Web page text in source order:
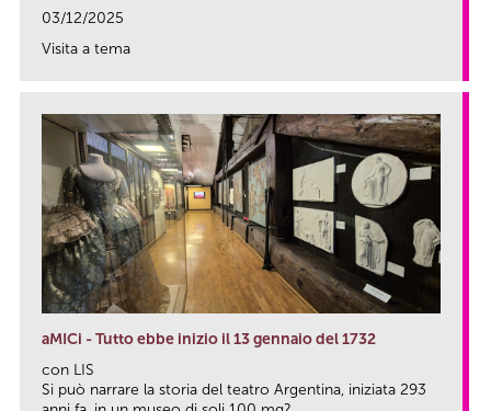
03/12/2025
Visita a tema
aMICi - Tutto ebbe inizio il 13 gennaio del 1732
con LIS
Si può narrare la storia del teatro Argentina, iniziata 293